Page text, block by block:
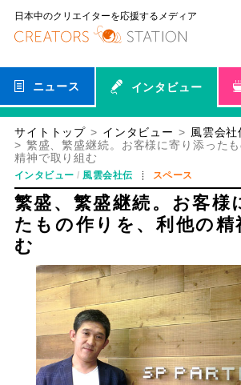
日本中のクリエイターを応援するメディア
ニュース インタビュー
サイトトップ インタビュー
風雲会社
繁盛、繁盛継続。お客様に寄り添った
精神で取り組む
インタビュー 風雲会社伝 スペース
繁盛、繁盛継続。お客様
たもの作りを、利他の精
む